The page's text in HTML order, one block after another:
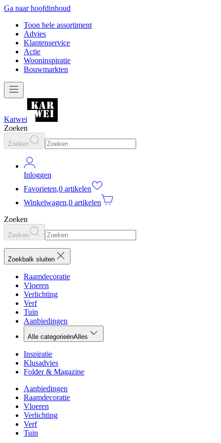
Ga naar hoofdinhoud
Toon hele assortiment
Advies
Klantenservice
Actie
Wooninspiratie
Bouwmarkten
Karwei
Zoeken
Zoeken
Inloggen
Favorieten,0 artikelen
Winkelwagen,0 artikelen
Zoeken
Zoeken
Zoekbalk sluiten
Raamdecoratie
Vloeren
Verlichting
Verf
Tuin
Aanbiedingen
Alle categorieënAlles
Inspiratie
Klusadvies
Folder & Magazine
Aanbiedingen
Raamdecoratie
Vloeren
Verlichting
Verf
Tuin